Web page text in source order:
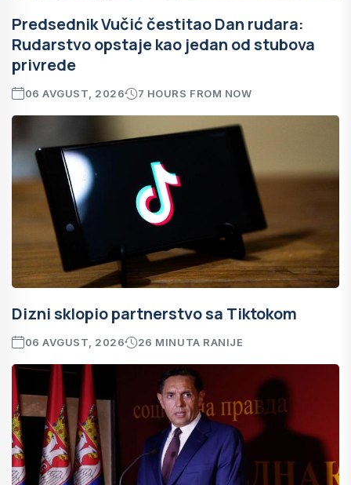
Predsednik Vučić čestitao Dan rudara:
Rudarstvo opstaje kao jedan od stubova
privrede
06 AVGUST, 2026 7 HOURS FROM NOW
Dizni sklopio partnerstvo sa Tiktokom
06 AVGUST, 2026 26 MINUTA RANIJE